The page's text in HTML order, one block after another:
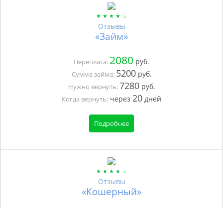
Отзывы
«Займ»
Переплата: 2080 руб.
Сумма займа: 5200руб.
Нужно вернуть:7280руб.
Когда вернуть: через 20 дней
Подробнее
Отзывы
«Кошерный»